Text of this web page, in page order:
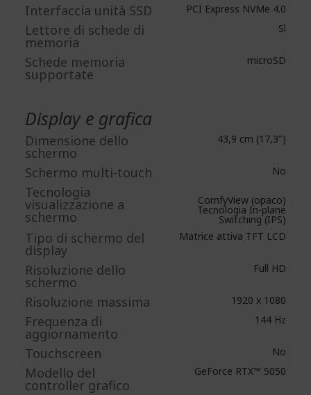
Interfaccia unità SSD PCI Express NVMe 4.0
Lettore di schede di
memoria
Sì
Schede memoria
supportate
microSD
Display e grafica
Dimensione dello
schermo
43,9 cm (17,3")
Schermo multi-touch No
Tecnologia
visualizzazione a
schermo
ComfyView (opaco)
Tecnologia In-plane
Switching (IPS)
Tipo di schermo del
display
Matrice attiva TFT LCD
Risoluzione dello
schermo
Full HD
Risoluzione massima 1920 x 1080
Frequenza di
aggiornamento
144 Hz
Touchscreen No
Modello del
controller grafico
GeForce RTX™ 5050